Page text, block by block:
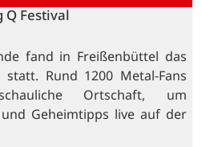
Festival
fand in Freißenbüttel das
Rund 1200 Metal-Fans
Ortschaft, um
Geheimtipps live auf der